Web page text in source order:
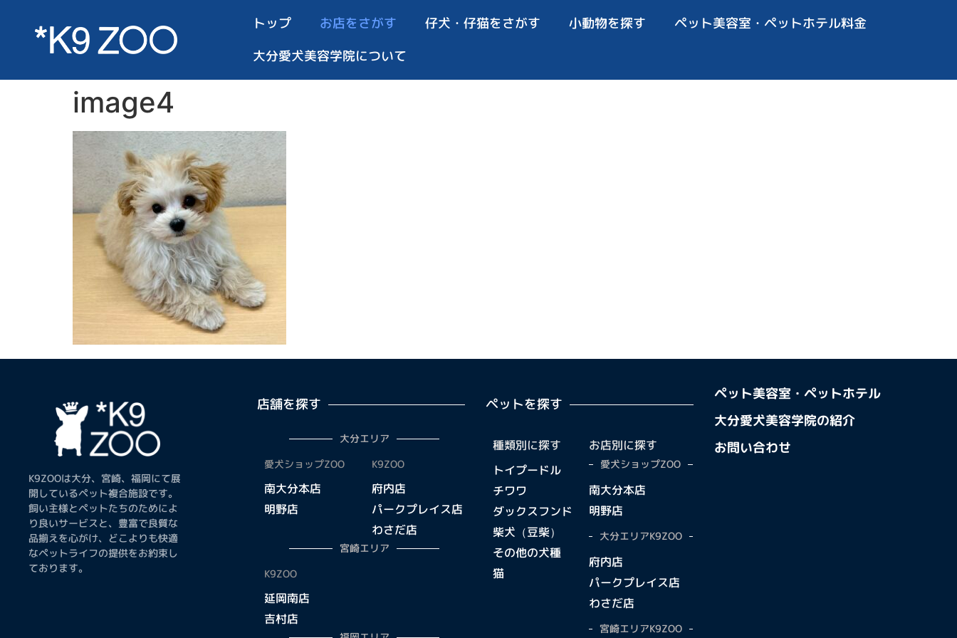
トップ お店をさがす 仔犬・仔猫をさがす 小動物を探す
ペット美容室・ペットホテル料金
大分愛犬美容学院について
image4
K9ZOOは大分、宮崎、福岡にて展
開しているペット複合施設です。
飼い主様とペットたちのためによ
り良いサービスと、豊富で良質な
品揃えを心がけ、どこよりも快適
なペットライフの提供をお約束し
ております。
店舗を探す
大分エリア
愛犬ショップZOO
南大分本店
明野店
K9ZOO
府内店
パークプレイス店
わさだ店
宮崎エリア
K9ZOO
延岡南店
吉村店
ペットを探す
種類別に探す
トイプードル
チワワ
ダックスフンド
柴犬（豆柴）
その他の犬種
猫
お店別に探す
愛犬ショップZOO
南大分本店
明野店
大分エリアK9ZOO
府内店
パークプレイス店
わさだ店
宮崎エリアK9ZOO
ペット美容室・ペットホテル
大分愛犬美容学院の紹介
お問い合わせ